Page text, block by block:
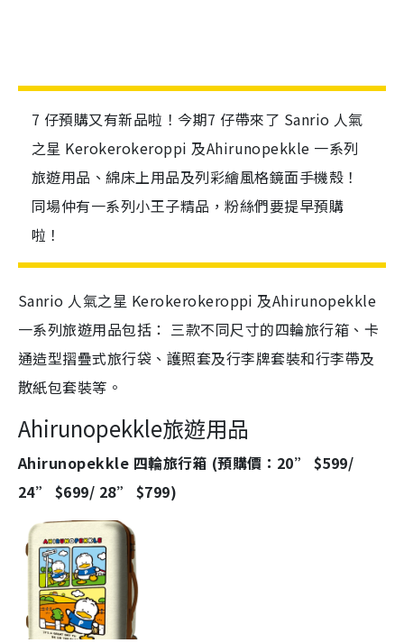
7 仔預購又有新品啦！今期7 仔帶來了 Sanrio 人氣
之星 Kerokerokeroppi 及Ahirunopekkle 一系列
旅遊用品、綿床上用品及列彩繪風格鏡面手機殼！
同場仲有一系列小王子精品，粉絲們要提早預購
啦！
Sanrio 人氣之星 Kerokerokeroppi 及Ahirunopekkle
一系列旅遊用品包括： 三款不同尺寸的四輪旅行箱、卡
通造型摺疊式旅行袋、護照套及行李牌套裝和行李帶及
散紙包套裝等。
Ahirunopekkle旅遊用品
Ahirunopekkle 四輪旅行箱 (預購價：20” $599/
24” $699/ 28” $799)